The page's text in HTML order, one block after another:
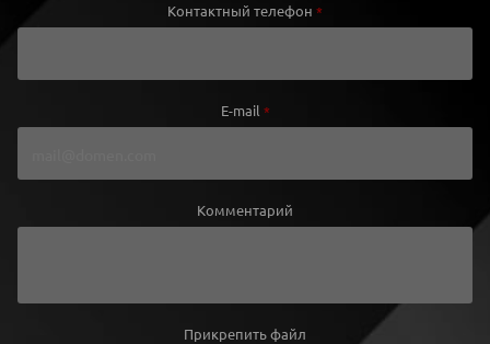
Контактный телефон *
E-mail *
Комментарий
Прикрепить файл